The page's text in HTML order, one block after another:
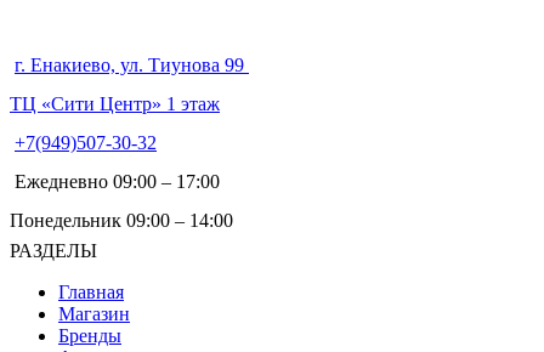
г. Енакиево, ул. Тиунова 99
ТЦ «Сити Центр» 1 этаж
+7(949)507-30-32
Ежедневно 09:00 – 17:00
Понедельник 09:00 – 14:00
РАЗДЕЛЫ
Главная
Магазин
Бренды